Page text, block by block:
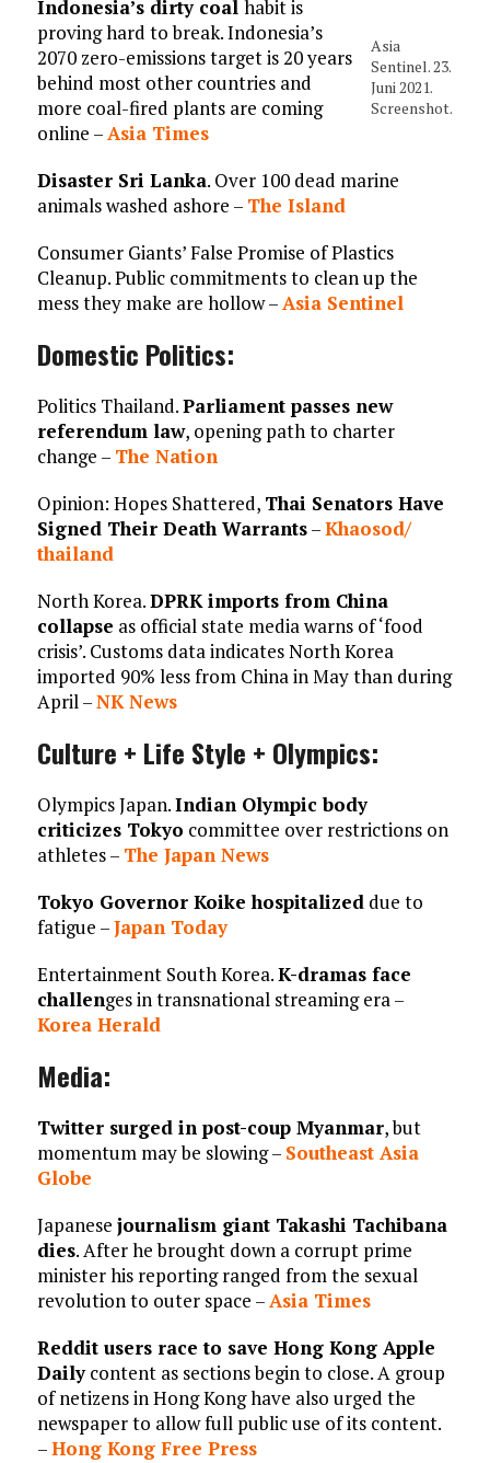
Asia
Sentinel. 23.
Juni 2021.
Screenshot.
Indonesia’s dirty coal habit is
proving hard to break. Indonesia’s
2070 zero-emissions target is 20 years
behind most other countries and
more coal-fired plants are coming
online –Asia Times
Disaster Sri Lanka. Over 100 dead marine
animals washed ashore – The Island
Consumer Giants’ False Promise of Plastics
Cleanup. Public commitments to clean up the
mess they make are hollow –Asia Sentinel
Domestic Politics:
Politics Thailand.Parliament passes new
referendum law, opening path to charter
change – The Nation
Opinion: Hopes Shattered, Thai Senators Have
Signed Their Death Warrants–Khaosod/
thailand
North Korea.DPRK imports from China
collapse as official state media warns of ‘food
crisis’. Customs data indicates North Korea
imported 90% less from China in May than during
April –NK News
Culture + Life Style + Olympics:
Olympics Japan.Indian Olympic body
criticizes Tokyo committee over restrictions on
athletes – The Japan News
Tokyo Governor Koike hospitalizeddue to
fatigue –Japan Today
Entertainment South Korea.K-dramas face
challenges in transnational streaming era –
Korea Herald
Media:
Twitter surged in post-coup Myanmar, but
momentum may be slowing – Southeast Asia
Globe
Japanese journalism giant Takashi Tachibana
dies. After he brought down a corrupt prime
minister his reporting ranged from the sexual
revolution to outer space –Asia Times
Reddit users race to save Hong Kong Apple
Dailycontent as sections begin to close. A group
of netizens in Hong Kong have also urged the
newspaper to allow full public use of its content.
–Hong Kong Free Press